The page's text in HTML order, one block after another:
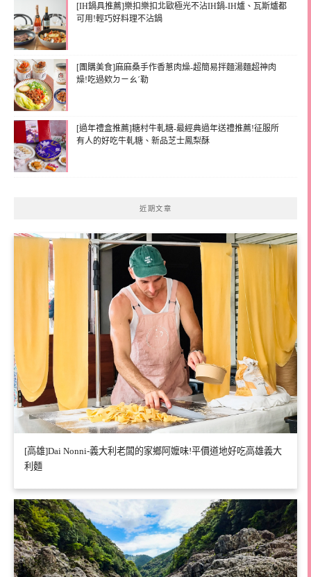
[IH鍋具推薦]樂扣樂扣北歐極光不沾IH鍋-IH爐、瓦斯爐都
可用!輕巧好料理不沾鍋
[團購美食]麻麻桑手作香蔥肉燥-超簡易拌麵湯麵超神肉
燥!吃過欸ㄉㄧㄠˊ勒
[過年禮盒推薦]糖村牛軋糖-最經典過年送禮推薦!征服所
有人的好吃牛軋糖、新品芝士鳳梨酥
近期文章
[高雄]Dai Nonni-義大利老闆的家鄉阿嬤味!平價道地好吃高雄義大
利麵